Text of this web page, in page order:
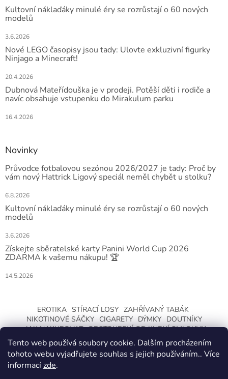
Tento web používá soubory cookie. Dalším procházením
tohoto webu vyjadřujete souhlas s jejich používáním.. Více
informacízde.
Kultovní náklaďáky minulé éry se rozrůstají o 60 nových
modelů
3.6.2026
Nové LEGO časopisy jsou tady: Ulovte exkluzivní figurky
Ninjago a Minecraft!
20.4.2026
Dubnová Mateřídouška je v prodeji. Potěší děti i rodiče a
navíc obsahuje vstupenku do Mirakulum parku
16.4.2026
Novinky
Průvodce fotbalovou sezónou 2026/2027 je tady: Proč by
vám nový Hattrick Ligový speciál neměl chybět u stolku?
6.8.2026
Kultovní náklaďáky minulé éry se rozrůstají o 60 nových
modelů
3.6.2026
Získejte sběratelské karty Panini World Cup 2026
ZDARMA k vašemu nákupu! 🏆
14.5.2026
EROTIKA STÍRACÍ LOSY ZAHŘÍVANÝ TABÁK
NIKOTINOVÉ SÁČKY CIGARETY DÝMKY
DOUTNÍKY
JAK NAKUPOVAT ODSTOUPENÍ OD KUPNÍ SMLOUVY